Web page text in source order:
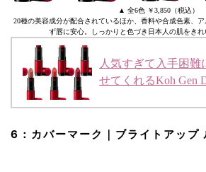
▲ 全6色 ￥3,850（税込）
20種の美容成分が配合されているほか、香料や合成色素、
ず唇に安心。しっかりと色づき日本人の肌をきれ
人気すぎて入手困難
せてくれるKoh Gen
6：カバーマーク｜ブライトアップ